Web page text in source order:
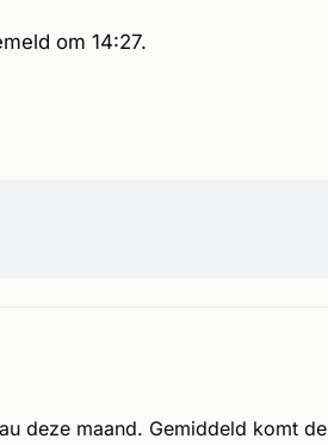
om 14:27.
deze maand. Gemiddeld komt de